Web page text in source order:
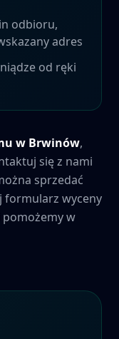
odbioru,
adres
od ręki
w Brwinów,
się z nami
sprzedać
formularz wyceny
w